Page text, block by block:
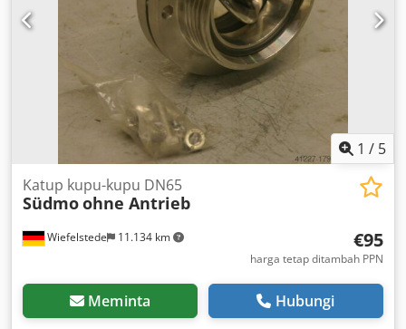
1 / 5
Wiefelstede 11.134 km
Katup kupu-kupu DN65
Südmoohne Antrieb
€95
harga tetap ditambah PPN
Meminta Hubungi